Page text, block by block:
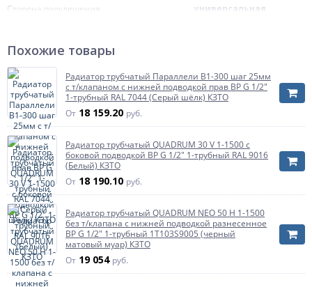
Сторона подключения
универсальная
Подключение к системе отопления
Терморегулятор
без
термостатического
клапана
Крепеж
Количество труб в одной секции
2
Цвет
Технолак
Масса нетто
Страна происхождения
Россия
Количество секций
8 секций
Артикул
TUB 2057-08-TL
Похожие товары
Радиатор трубчатый Параллели В1-300 шаг 25мм
с т/клапаном с нижней подводкой прав ВР G 1/2"
1-трубный RAL 7044 (Серый шёлк) КЗТО
От 18 159.20 руб.
Радиатор трубчатый QUADRUM 30 V 1-1500 с
боковой подводкой ВР G 1/2" 1-трубный RAL 9016
(Белый) КЗТО
От 18 190.10 руб.
Радиатор трубчатый QUADRUM NEO 50 H 1-1500
без т/клапана с нижней подводкой разнесенное
ВР G 1/2" 1-трубный 1T103S9005 (черный
матовый муар) КЗТО
От 19 054 руб.